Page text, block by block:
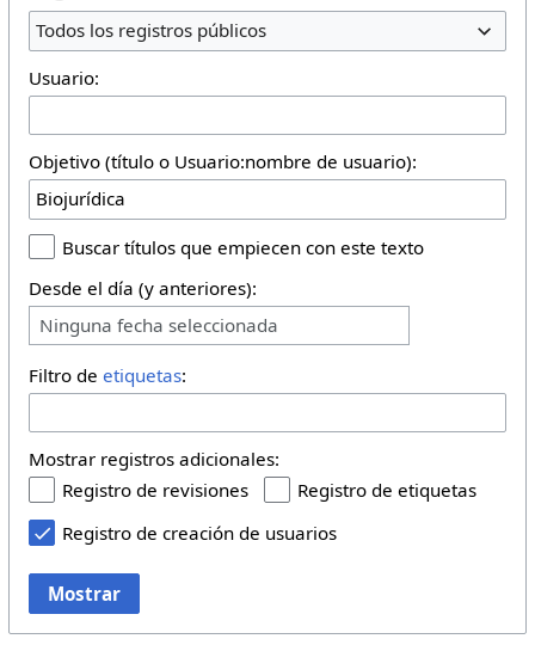
Todos los registros públicos
Usuario:
Objetivo (título o Usuario:nombre de usuario):
Buscar títulos que empiecen con este texto
Desde el día (y anteriores):
Ninguna fecha seleccionada
Filtro de etiquetas:
Mostrar registros adicionales:
Registro de revisiones
Registro de etiquetas
Registro de creación de usuarios
Mostrar